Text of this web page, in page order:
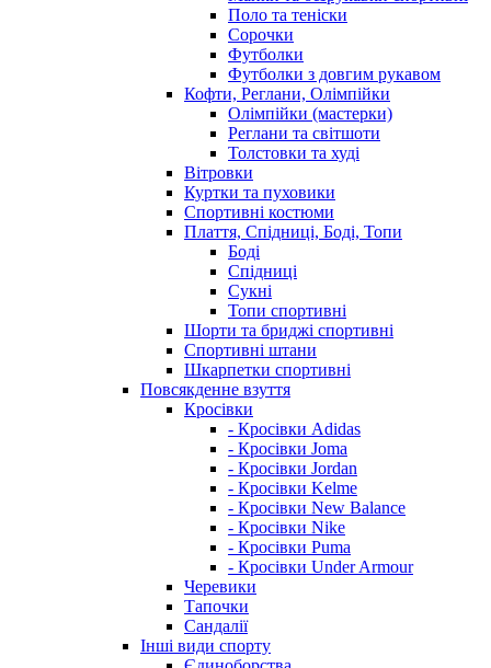
Поло та теніски
Сорочки
Футболки
Футболки з довгим рукавом
Кофти, Реглани, Олімпійки
Олімпійки (мастерки)
Реглани та світшоти
Толстовки та худі
Вітровки
Куртки та пуховики
Спортивні костюми
Плаття, Спідниці, Боді, Топи
Боді
Спідниці
Сукні
Топи спортивні
Шорти та бриджі спортивні
Спортивні штани
Шкарпетки спортивні
Повсякденне взуття
Кросівки
- Кросівки Adidas
- Кросівки Joma
- Кросівки Jordan
- Кросівки Kelme
- Кросівки New Balance
- Кросівки Nike
- Кросівки Puma
- Кросівки Under Armour
Черевики
Тапочки
Сандалії
Інші види спорту